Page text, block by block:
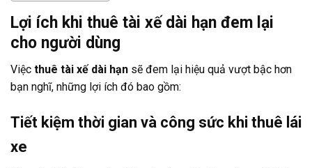
Lợi ích khi thuê tài xế dài hạn đem lại
cho người dùng
Việc thuê tài xế dài hạn sẽ đem lại hiệu quả vượt bậc hơn
bạn nghĩ, những lợi ích đó bao gồm:
Tiết kiệm thời gian và công sức khi thuê lái
xe